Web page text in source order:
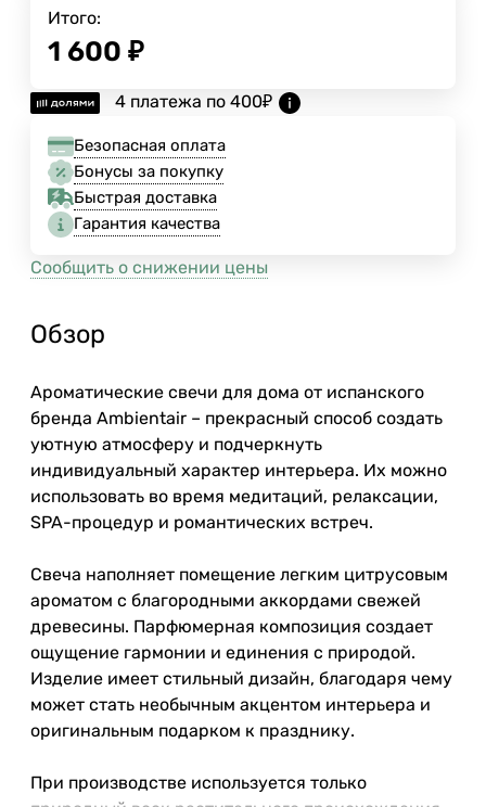
Итого:
1 600 ₽
4 платежа по 400₽
Безопасная оплата
Бонусы за покупку
Быстрая доставка
Гарантия качества
Сообщить о снижении цены
Обзор
Ароматические свечи для дома от испанского
бренда Ambientair – прекрасный способ создать
уютную атмосферу и подчеркнуть
индивидуальный характер интерьера. Их можно
использовать во время медитаций, релаксации,
SPA-процедур и романтических встреч.
Свеча наполняет помещение легким цитрусовым
ароматом с благородными аккордами свежей
древесины. Парфюмерная композиция создает
ощущение гармонии и единения с природой.
Изделие имеет стильный дизайн, благодаря чему
может стать необычным акцентом интерьера и
оригинальным подарком к празднику.
При производстве используется только